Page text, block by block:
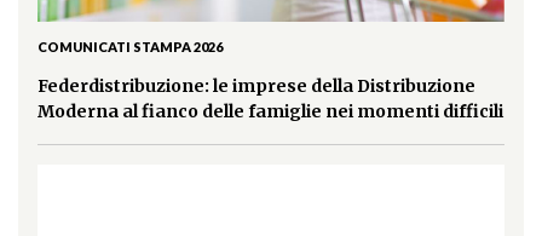
COMUNICATI STAMPA 2026
Federdistribuzione: le imprese della Distribuzione
Moderna al fianco delle famiglie nei momenti difficili